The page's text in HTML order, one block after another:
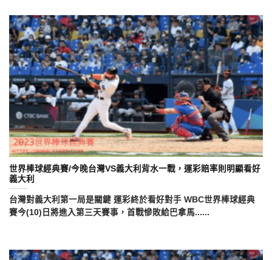
世界棒球經典賽/今晚台灣VS義大利背水一戰，運彩賠率則明顯看好
義大利
台灣對義大利第一局是關鍵 運彩終於看好對手 WBC世界棒球經典
賽今(10)日將進入第三天賽事，首戰慘敗給巴拿馬......